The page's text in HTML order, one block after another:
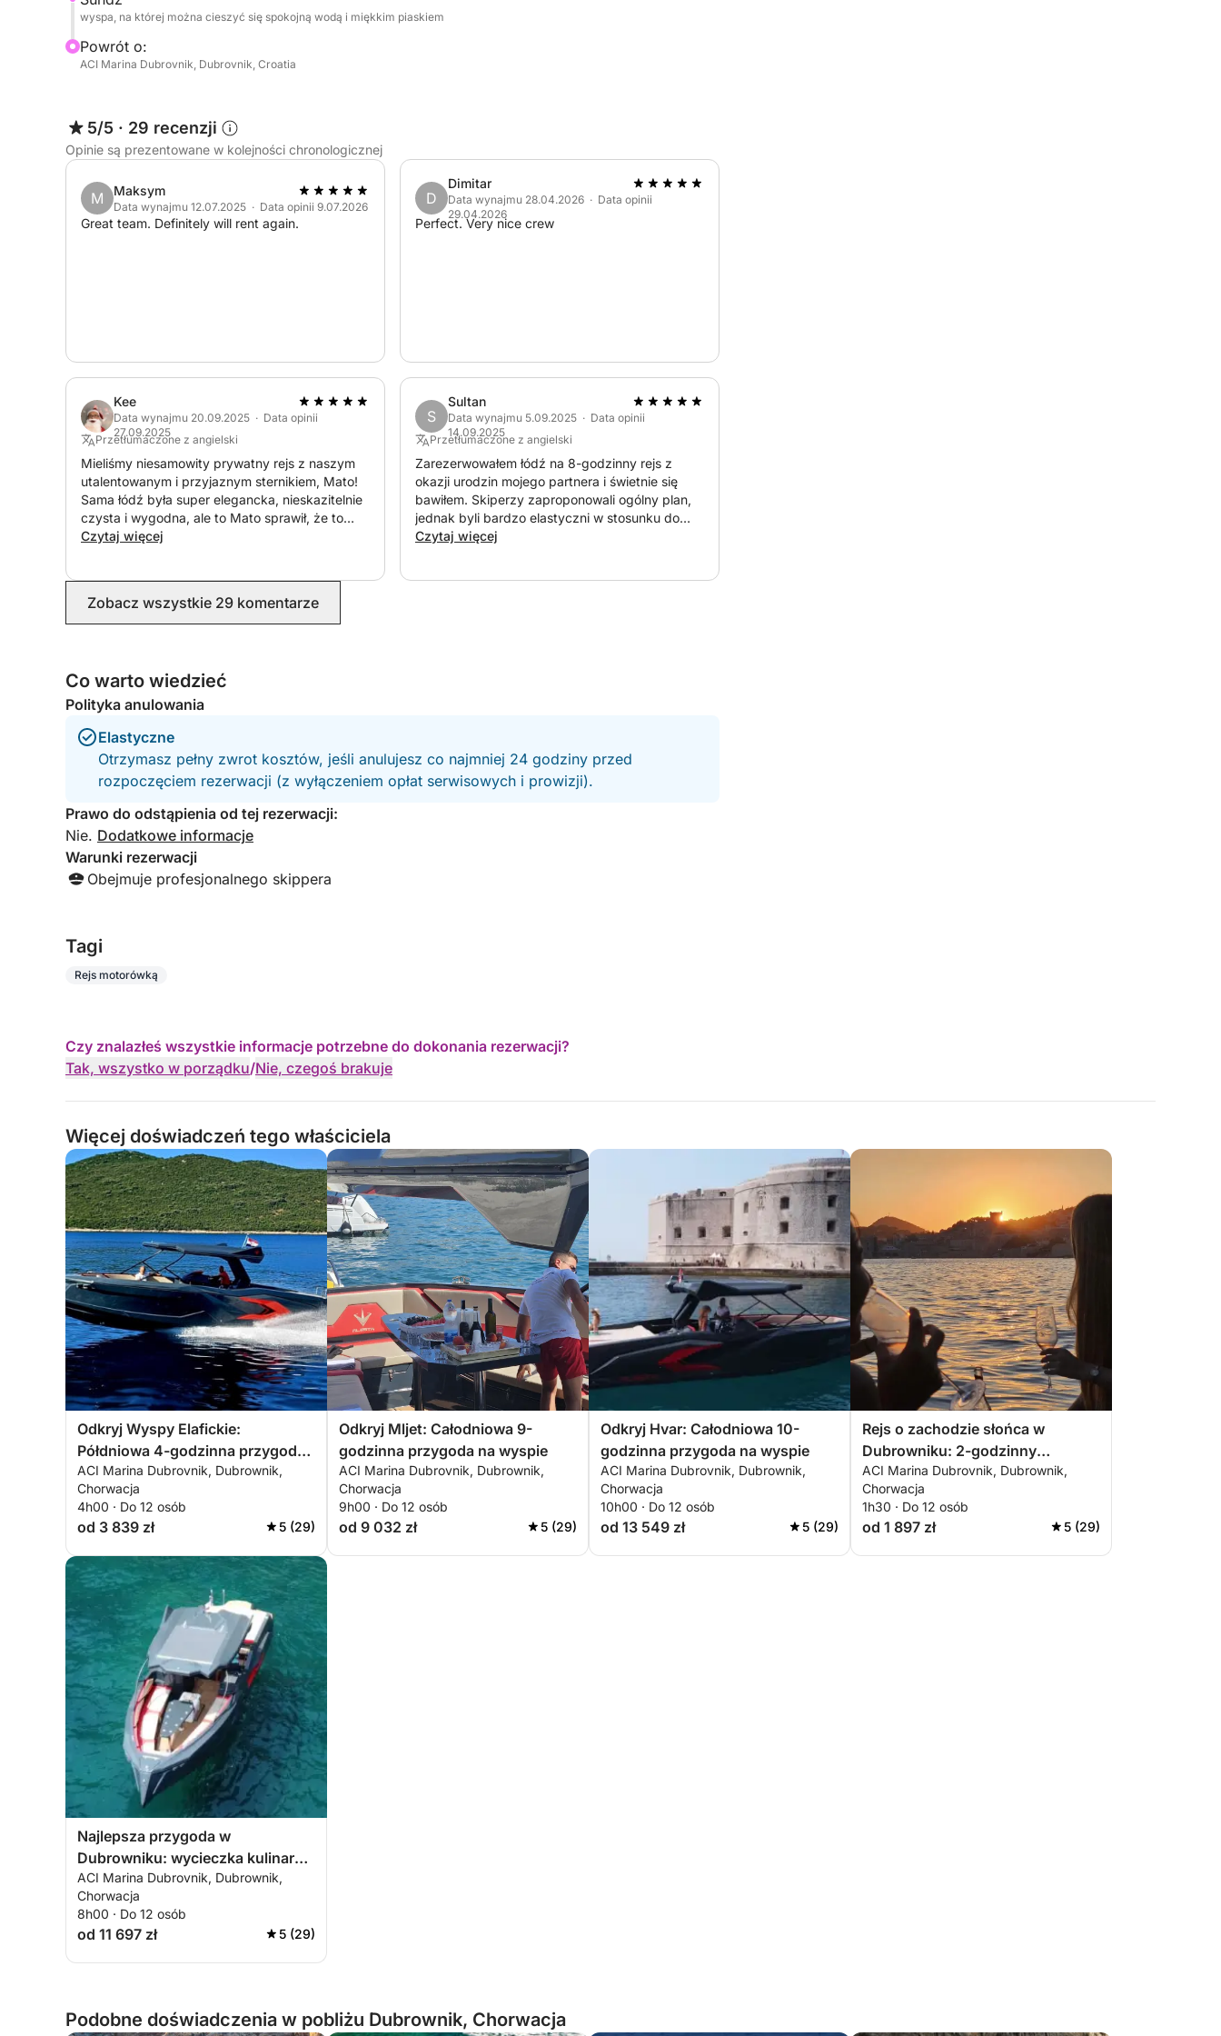
zobaczyć to, co najlepsze na Wyspach Elafickich bez tłumów.
wyspa, na której można cieszyć się spokojną wodą i miękkim piaskiem
Powrót o:
ACI Marina Dubrovnik, Dubrovnik, Croatia
5/5 · 29 recenzji
Opinie są prezentowane w kolejności chronologicznej
M Maksym
Data wynajmu 12.07.2025 · Data opinii 9.07.2026
Great team. Definitely will rent again.
D
Dimitar
Data wynajmu 28.04.2026 · Data opinii
29.04.2026
Perfect. Very nice crew
Kee
Data wynajmu 20.09.2025 · Data opinii
27.09.2025
Przetłumaczone z angielski
Mieliśmy niesamowity prywatny rejs z naszym
utalentowanym i przyjaznym sternikiem, Mato!
Sama łódź była super elegancka, nieskazitelnie
czysta i wygodna, ale to Mato sprawił, że to
doświadczenie było niezapomniane. Był nie
nam uroczą restaurację na wyspie Lopud na
lunch, co okazało się idealnym wyborem.
najlepszych doświadczeń w naszym życiu i
sprawiło, że moje urodziny były wyjątkowe.
Dziękujemy, Mato, za zapewnienie nam tak
niezapomnianego dnia – nie mogliśmy sobie
wymarzyć lepszego sposobu na świętowanie!
Czytaj więcej
S
Sultan
Data wynajmu 5.09.2025 · Data opinii
14.09.2025
Przetłumaczone z angielski
Zarezerwowałem łódź na 8-godzinny rejs z
okazji urodzin mojego partnera i świetnie się
bawiłem. Skiperzy zaproponowali ogólny plan,
jednak byli bardzo elastyczni w stosunku do
wszystkich naszych próśb i wykazali się
Czytaj więcej
Zobacz wszystkie 29 komentarze
Co warto wiedzieć
Polityka anulowania
Elastyczne
Otrzymasz pełny zwrot kosztów, jeśli anulujesz co najmniej 24 godziny przed
rozpoczęciem rezerwacji (z wyłączeniem opłat serwisowych i prowizji).
Prawo do odstąpienia od tej rezerwacji:
Nie. Dodatkowe informacje
Warunki rezerwacji
Obejmuje profesjonalnego skippera
Tagi
Rejs motorówką
Czy znalazłeś wszystkie informacje potrzebne do dokonania rezerwacji?
Tak, wszystko w porządku/Nie, czegoś brakuje
Więcej doświadczeń tego właściciela
Odkryj Wyspy Elafickie:
Półdniowa 4-godzinna przygoda
łodzią
ACI Marina Dubrovnik, Dubrownik,
Chorwacja
4h00 · Do 12 osób
od 3 839 zł 5 (29)
Odkryj Mljet: Całodniowa 9-
godzinna przygoda na wyspie
ACI Marina Dubrovnik, Dubrownik,
Chorwacja
9h00 · Do 12 osób
od 9 032 zł 5 (29)
Odkryj Hvar: Całodniowa 10-
godzinna przygoda na wyspie
ACI Marina Dubrovnik, Dubrownik,
Chorwacja
10h00 · Do 12 osób
od 13 549 zł 5 (29)
Rejs o zachodzie słońca w
Dubrowniku: 2-godzinny
malowniczy rejs statkiem
ACI Marina Dubrovnik, Dubrownik,
Chorwacja
1h30 · Do 12 osób
od 1 897 zł 5 (29)
Najlepsza przygoda w
Dubrowniku: wycieczka kulinarna
z pełnym wyżywieniem,
pływaniem i nurkowaniem
ACI Marina Dubrovnik, Dubrownik,
Chorwacja
8h00 · Do 12 osób
od 11 697 zł 5 (29)
Podobne doświadczenia w pobliżu Dubrownik, Chorwacja